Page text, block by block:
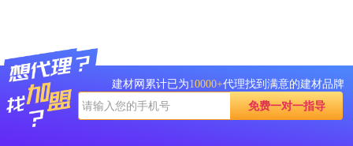
管材采用的是韩国进口DMT食用级材料，三只
不同流向的水管也采用了不同颜色和大小加以
建材网累计已为10000+代理找到满意的建材品牌
免费一对一指导